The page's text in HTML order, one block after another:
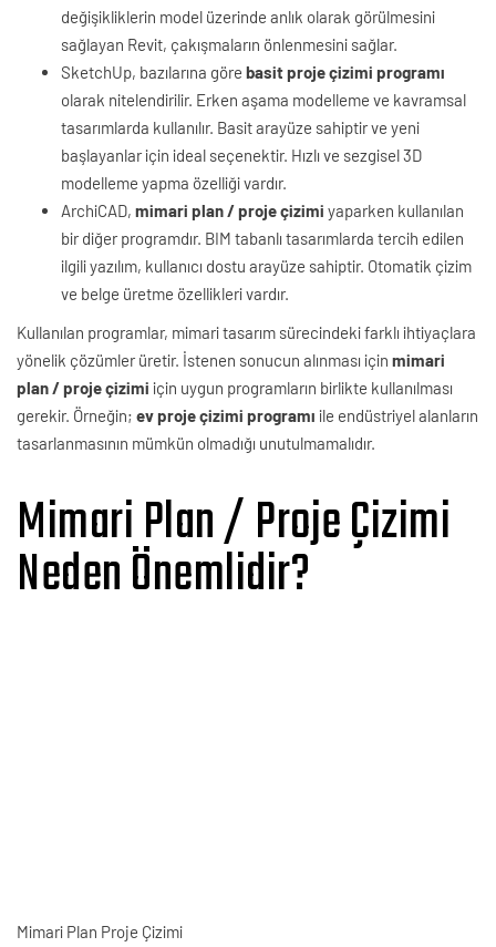
değişikliklerin model üzerinde anlık olarak görülmesini
sağlayan Revit, çakışmaların önlenmesini sağlar.
SketchUp, bazılarına göre basit proje çizimi programı
olarak nitelendirilir. Erken aşama modelleme ve kavramsal
tasarımlarda kullanılır. Basit arayüze sahiptir ve yeni
başlayanlar için ideal seçenektir. Hızlı ve sezgisel 3D
modelleme yapma özelliği vardır.
ArchiCAD, mimari plan / proje çizimi yaparken kullanılan
bir diğer programdır. BIM tabanlı tasarımlarda tercih edilen
ilgili yazılım, kullanıcı dostu arayüze sahiptir. Otomatik çizim
ve belge üretme özellikleri vardır.
Kullanılan programlar, mimari tasarım sürecindeki farklı ihtiyaçlara
yönelik çözümler üretir. İstenen sonucun alınması için mimari
plan / proje çizimi için uygun programların birlikte kullanılması
gerekir. Örneğin; ev proje çizimi programı ile endüstriyel alanların
tasarlanmasının mümkün olmadığı unutulmamalıdır.
Mimari Plan / Proje Çizimi
Neden Önemlidir?
Mimari Plan Proje Çizimi